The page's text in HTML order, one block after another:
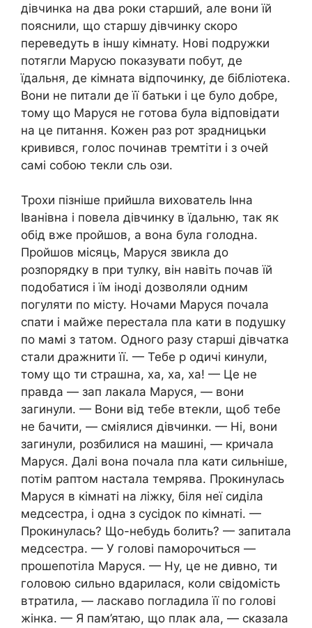
дівчинка на два роки старший, але вони їй
пояснили, що старшу дівчинку скоро
переведуть в іншу кімнату. Нові подружки
потягли Марусю показувати побут, де
їдальня, де кімната відпочинку, де бібліотека.
Вони не питали де її батьки і це було добре,
тому що Маруся не готова була відповідати
на це питання. Кожен раз рот зрадницьки
кривився, голос починав тремтіти і з очей
самі собою текли сль ози.
Трохи пізніше прийшла вихователь Інна
Іванівна і повела дівчинку в їдальню, так як
обід вже пройшов, а вона була голодна.
Пройшов місяць, Маруся звикла до
розпорядку в при тулку, він навіть почав їй
подобатися і їм іноді дозволяли одним
погуляти по місту. Ночами Маруся почала
спати і майже перестала пла кати в подушку
по мамі з татом. Одного разу старші дівчатка
стали дражнити її. — Тебе р одичі кинули,
тому що ти страшна, ха, ха, ха! — Це не
правда — зап лакала Маруся, — вони
загинули. — Вони від тебе втекли, щоб тебе
не бачити, — сміялися дівчинки. — Ні, вони
загинули, розбилися на машині, — кричала
Маруся. Далі вона почала пла кати сильніше,
потім раптом настала темрява. Прокинулась
Маруся в кімнаті на ліжку, біля неї сиділа
медсестра, і одна з сусідок по кімнаті. —
Прокинулась? Що-небудь болить? — запитала
медсестра. — У голові паморочиться —
прошепотіла Маруся. — Ну, це не дивно, ти
головою сильно вдарилася, коли свідомість
втратила, — ласкаво погладила її по голові
жінка. — Я пам’ятаю, що плак ала, — сказала